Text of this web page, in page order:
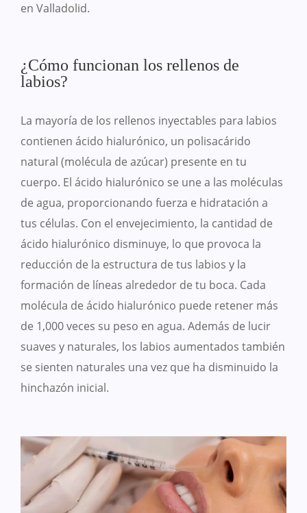
en Valladolid.
¿Cómo funcionan los rellenos de
labios?
La mayoría de los rellenos inyectables para labios
contienen ácido hialurónico, un polisacárido
natural (molécula de azúcar) presente en tu
cuerpo. El ácido hialurónico se une a las moléculas
de agua, proporcionando fuerza e hidratación a
tus células. Con el envejecimiento, la cantidad de
ácido hialurónico disminuye, lo que provoca la
reducción de la estructura de tus labios y la
formación de líneas alrededor de tu boca. Cada
molécula de ácido hialurónico puede retener más
de 1,000 veces su peso en agua. Además de lucir
suaves y naturales, los labios aumentados también
se sienten naturales una vez que ha disminuido la
hinchazón inicial.